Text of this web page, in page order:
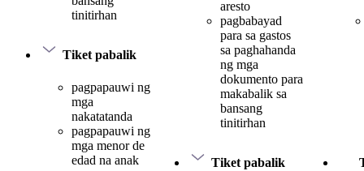
tinitirhan
Tiket pabalik
pagpapauwi ng
mga
nakatatanda
pagpapauwi ng
mga menor de
edad na anak
aresto
pagbabayad
para sa gastos
sa paghahanda
ng mga
dokumento para
makabalik sa
bansang
tinitirhan
Tiket pabalik